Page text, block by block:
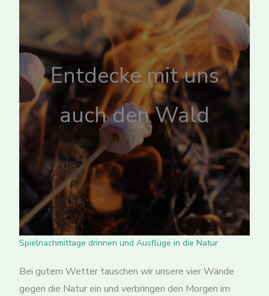
Spielnachmittage drinnen und Ausflüge in die Natur
Bei gutem Wetter tauschen wir unsere vier Wände
gegen die Natur ein und verbringen den Morgen im
Entdecke mit uns
auch den Wald